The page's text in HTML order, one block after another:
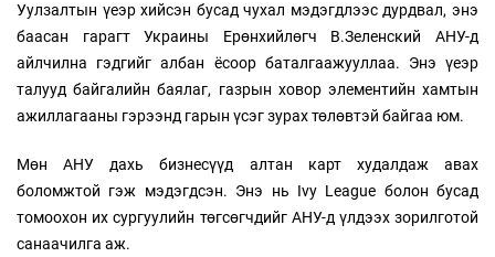
Уулзалтын үеэр хийсэн бусад чухал мэдэгдлээс дурдвал, энэ
баасан гарагт Украины Ерөнхийлөгч В.Зеленский АНУ-д
айлчилна гэдгийг албан ёсоор баталгаажууллаа. Энэ үеэр
талууд байгалийн баялаг, газрын ховор элементийн хамтын
ажиллагааны гэрээнд гарын үсэг зурах төлөвтэй байгаа юм.
Мөн АНУ дахь бизнесүүд алтан карт худалдаж авах
боломжтой гэж мэдэгдсэн. Энэ нь Ivy League болон бусад
томоохон их сургуулийн төгсөгчдийг АНУ-д үлдээх зорилготой
санаачилга аж.